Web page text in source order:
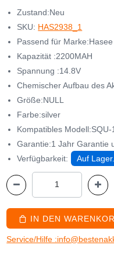
Zustand:Neu
SKU: HAS2938_1
Passend für Marke:Hasee
Kapazität :2200MAH
Spannung :14.8V
Chemischer Aufbau des
Größe:NULL
Farbe:silver
Kompatibles Modell:SQU-
Garantie:1 Jahr Garantie
Verfügbarkeit:
Auf Lager.
IN DEN
Service/Hilfe